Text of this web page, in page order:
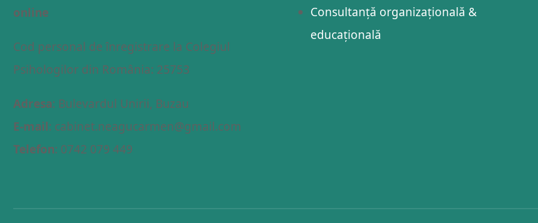
online
Cod personal de înregistrare la Colegiul
Psihologilor din România: 25753
Adresa: Bulevardul Unirii, Buzau
E-mail: cabinet.neagucarmen@gmail.com
Telefon: 0742 079 449
Consultanță organizațională &
educațională